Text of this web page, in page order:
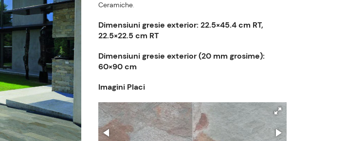
Ceramiche.
Dimensiuni gresie exterior: 22.5×45.4 cm RT,
22.5×22.5 cm RT
Dimensiuni gresie exterior (20 mm grosime):
60×90 cm
Imagini Placi